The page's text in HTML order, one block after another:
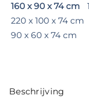
160 x 90 x 74 cm
220 x 100 x 74 cm
90 x 60 x 74 cm
Beschrijving